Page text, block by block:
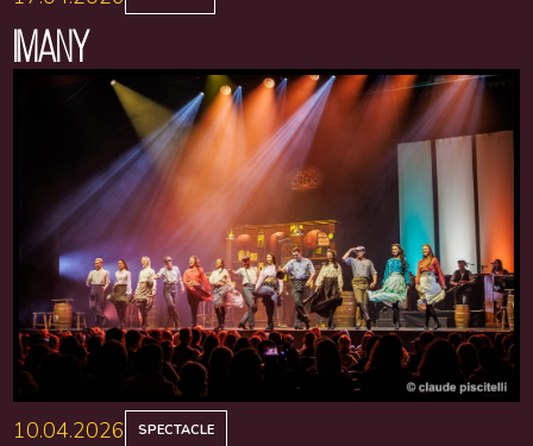
IMANY
10.04.2026 SPECTACLE